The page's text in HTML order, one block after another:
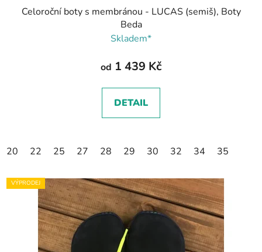
Celoroční boty s membránou - LUCAS (semiš), Boty
Beda
Skladem*
od 1 439 Kč
DETAIL
20 22 25 27 28 29 30 32 34 35
VÝPRODEJ